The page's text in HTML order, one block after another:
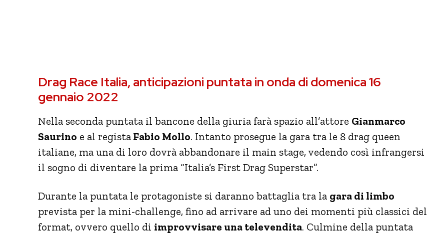
Drag Race Italia, anticipazioni puntata in onda di domenica 16
gennaio 2022
Nella seconda puntata il bancone della giuria farà spazio all’attore Gianmarco
Saurino e al regista Fabio Mollo. Intanto prosegue la gara tra le 8 drag queen
italiane, ma una di loro dovrà abbandonare il main stage, vedendo così infrangersi
il sogno di diventare la prima “Italia’s First Drag Superstar”.
Durante la puntata le protagoniste si daranno battaglia tra la gara di limbo
prevista per la mini-challenge, fino ad arrivare ad uno dei momenti più classici del
format, ovvero quello di improvvisare una televendita. Culmine della puntata